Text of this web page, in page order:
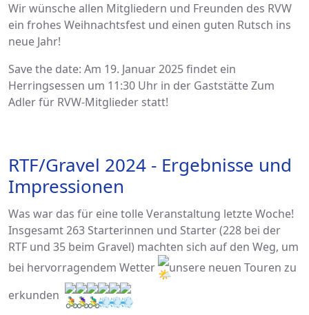
Wir wünsche allen Mitgliedern und Freunden des RVW
ein frohes Weihnachtsfest und einen guten Rutsch ins
neue Jahr!
Save the date: Am 19. Januar 2025 findet ein
Herringsessen um 11:30 Uhr in der Gaststätte Zum
Adler für RVW-Mitglieder statt!
RTF/Gravel 2024 - Ergebnisse und
Impressionen
Was war das für eine tolle Veranstaltung letzte Woche!
Insgesamt 263 Starterinnen und Starter (228 bei der
RTF und 35 beim Gravel) machten sich auf den Weg, um
bei hervorragendem Wetter
unsere neuen Touren zu
erkunden